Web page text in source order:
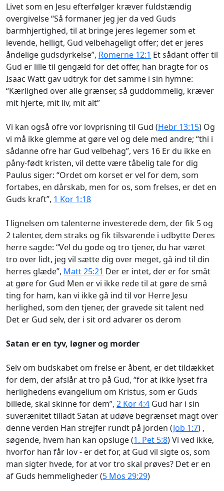
Livet som en Jesu efterfølger kræver fuldstændig
overgivelse “Så formaner jeg jer da ved Guds
barmhjertighed, til at bringe jeres legemer som et
levende, helligt, Gud velbehageligt offer; det er jeres
åndelige gudsdyrkelse”, Romerne 12:1 Et sådant offer til
Gud er lille til gengæld for det offer, han bragte for os
Isaac Watt gav udtryk for det samme i sin hymne:
“Kærlighed over alle grænser, så guddommelig, kræver
mit hjerte, mit liv, mit alt”
Vi kan også ofre vor lovprisning til Gud (Hebr 13:15) Og
vi må ikke glemme at gøre vel og dele med andre; “thi i
sådanne ofre har Gud velbehag”, vers 16 Er du ikke en
påny-født kristen, vil dette være tåbelig tale for dig
Paulus siger: “Ordet om korset er vel for dem, som
fortabes, en dårskab, men for os, som frelses, er det en
Guds kraft”, 1 Kor 1:18
I lignelsen om talenterne investerede dem, der fik 5 og
2 talenter, dem straks og fik tilsvarende i udbytte Deres
herre sagde: “Vel du gode og tro tjener, du har været
tro over lidt, jeg vil sætte dig over meget, gå ind til din
herres glæde”, Matt 25:21 Der er intet, der er for småt
at gøre for Gud Men er vi ikke rede til at gøre de små
ting for ham, kan vi ikke gå ind til vor Herre Jesu
herlighed, som den tjener, der gravede sit talent ned
Det er Gud selv, der i sit ord advarer os derom
Satan er en tyv, løgner og morder
Selv om budskabet om frelse er åbent, er det tildækket
for dem, der afslår at tro på Gud, “for at ikke lyset fra
herlighedens evangelium om Kristus, som er Guds
billede, skal skinne for dem”, 2 Kor 4:4 Gud har i sin
suverænitet tilladt Satan at udøve begrænset magt over
denne verden Han strejfer rundt på jorden (Job 1:7) ,
søgende, hvem han kan opsluge (1. Pet 5:8) Vi ved ikke,
hvorfor han får lov - er det for, at Gud vil sigte os, som
man sigter hvede, for at vor tro skal prøves? Det er en
af Guds hemmeligheder (5 Mos 29:29)